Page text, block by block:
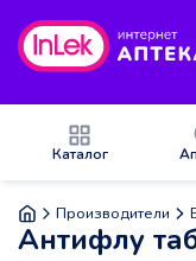
Каталог
Производители
Антифлу